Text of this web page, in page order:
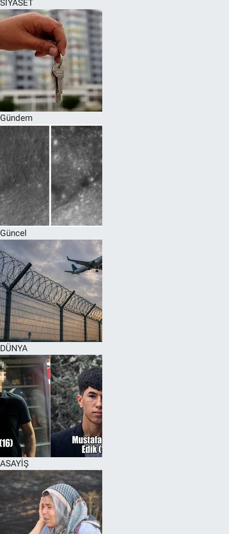
SİYASET
Gündem
Güncel
DÜNYA
ASAYİŞ
SPOR
RESMİ İLANLAR